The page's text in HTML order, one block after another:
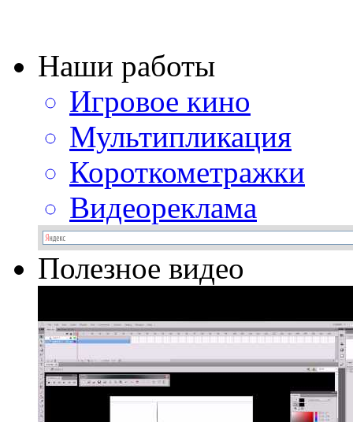
Наши работы
Игровое кино
Мультипликация
Короткометражки
Видеореклама
Полезное видео